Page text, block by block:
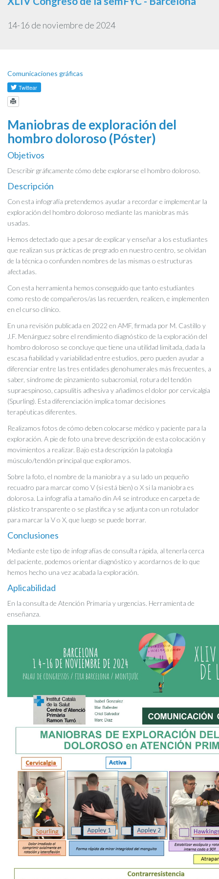
14-16 de noviembre de 2024
Comunicaciones gráficas
Maniobras de exploración del
hombro doloroso (Póster)
Objetivos
Describir gráficamente cómo debe explorarse el hombro doloroso.
Descripción
Con esta infografía pretendemos ayudar a recordar e implementar la
exploración del hombro doloroso mediante las maniobras más
usadas.
Hemos detectado que a pesar de explicar y enseñar a los estudiantes
que realizan sus prácticas de pregrado en nuestro centro, se olvidan
de la técnica o confunden nombres de las mismas o estructuras
afectadas.
Con esta herramienta hemos conseguido que tanto estudiantes
como resto de compañeros/as las recuerden, realicen, e implementen
en el curso clínico.
En una revisión publicada en 2022 en AMF, firmada por M. Castillo y
J.F. Menárguez sobre el rendimiento diagnóstico de la exploración del
hombro doloroso se concluye que tiene una utilidad limitada, dada la
escasa fiabilidad y variabilidad entre estudios, pero pueden ayudar a
diferenciar entre las tres entidades glenohumerales más frecuentes, a
saber, síndrome de pinzamiento subacromial, rotura del tendón
supraespinoso, capsulitis adhesiva y añadimos el dolor por cervicalgia
(Spurling). Esta diferenciación implica tomar decisiones
terapéuticas diferentes.
Realizamos fotos de cómo deben colocarse médico y paciente para la
exploración. A pie de foto una breve descripción de esta colocación y
movimientos a realizar. Bajo esta descripción la patología
músculo/tendón principal que exploramos.
Sobre la foto, el nombre de la maniobra y a su lado un pequeño
recuadro para marcar como V (si está bien) o X si la maniobra es
dolorosa. La infografía a tamaño din A4 se introduce en carpeta de
plástico transparente o se plastifica y se adjunta con un rotulador
para marcar la V o X, que luego se puede borrar.
Conclusiones
Mediante este tipo de infografías de consulta rápida, al tenerla cerca
del paciente, podemos orientar diagnóstico y acordarnos de lo que
hemos hecho una vez acabada la exploración.
Aplicabilidad
En la consulta de Atención Primaria y urgencias. Herramienta de
enseñanza.